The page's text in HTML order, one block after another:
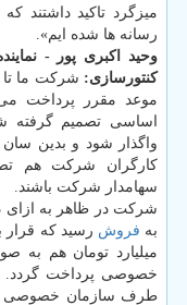
میزگرد تاكید داشتند
رسانه ها شده ایم».
وحید اكبری پور -
كنتورسازی: شركت ما تا
اساسی تصمیم
واگذار شود و بدین
كارگران شركت هم
سهامدار شركت باشند.
به فروش
میلیارد تومان هم به
خصوصی پرداخت گردد.
طرف سازمان خصوصی